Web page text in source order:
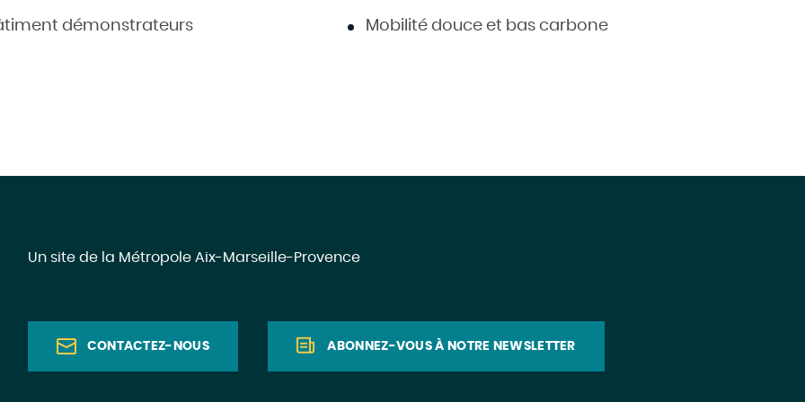
démonstrateurs Mobilité douce et bas carbone
Un site de la Métropole Aix-Marseille-Provence
CONTACTEZ-NOUS ABONNEZ-VOUS À NOTRE NEWSLETTER